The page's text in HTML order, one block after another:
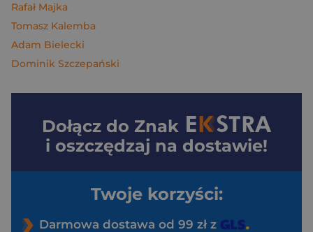
Rafał Majka
Tomasz Kalemba
Adam Bielecki
Dominik Szczepański
Dołącz do Znak
i oszczędzaj na dostawie!
Twoje korzyści:
Darmowa dostawa od 99 zł z